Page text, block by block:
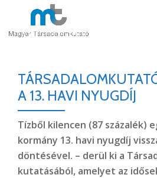
Skip
A 13. HAVI NYUGDÍJ
Tízből kilencen (87 százalék)
kormány 13. havi nyugdíj
döntésével. – derül ki a
kutatásából, amelyet az